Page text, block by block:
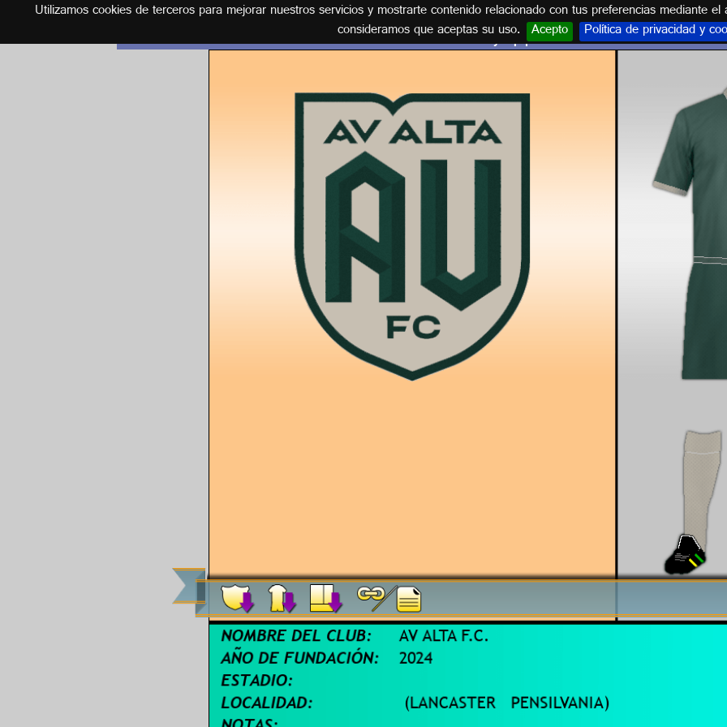
Utilizamos cookies de terceros para mejorar nuestros servicios y mostrarte contenido relacionado con tus preferencias mediante
consideramos que aceptas su uso. Acepto Política de privacidad y
Español
Escudo y equipación AV ALTA F.C.